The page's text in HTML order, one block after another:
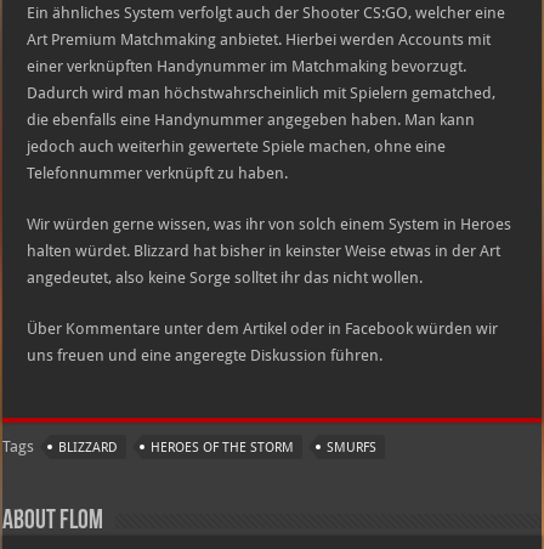
Ein ähnliches System verfolgt auch der Shooter CS:GO, welcher eine
Art Premium Matchmaking anbietet. Hierbei werden Accounts mit
einer verknüpften Handynummer im Matchmaking bevorzugt.
Dadurch wird man höchstwahrscheinlich mit Spielern gematched,
die ebenfalls eine Handynummer angegeben haben. Man kann
jedoch auch weiterhin gewertete Spiele machen, ohne eine
Telefonnummer verknüpft zu haben.
Wir würden gerne wissen, was ihr von solch einem System in Heroes
halten würdet. Blizzard hat bisher in keinster Weise etwas in der Art
angedeutet, also keine Sorge solltet ihr das nicht wollen.
Über Kommentare unter dem Artikel oder in Facebook würden wir
uns freuen und eine angeregte Diskussion führen.
Tags BLIZZARD HEROES OF THE STORM SMURFS
About Flom